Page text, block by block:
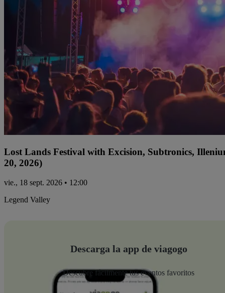
Lost Lands Festival with Excision, Subtronics,
20, 2026)
vie., 18 sept. 2026 • 12:00
Legend Valley
Descarga la app de viagogo
Descubre fácilmente tus eventos favoritos